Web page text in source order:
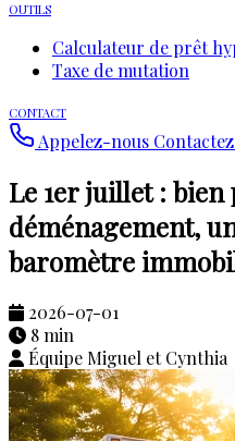
OUTILS
Calculateur de prêt
Taxe de mutation
CONTACT
Appelez-nous
Le 1er juillet : bien
déménagement,
baromètre
2026-07-01
8 min
Équipe Miguel et Cynthia